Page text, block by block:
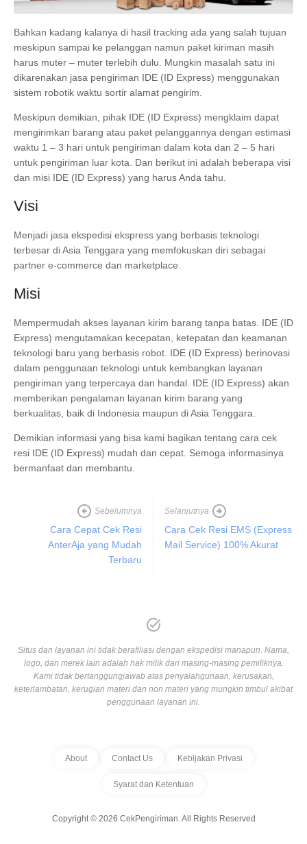
Bahkan kadang kalanya di hasil tracking ada yang salah tujuan
meskipun sampai ke pelanggan namun paket kiriman masih
harus muter – muter terlebih dulu. Mungkin masalah satu ini
dikarenakan jasa pengiriman IDE (ID Express) menggunakan
sistem robotik waktu sortir alamat pengirim.
Meskipun demikian, pihak IDE (ID Express) mengklaim dapat
mengirimkan barang atau paket pelanggannya dengan estimasi
waktu 1 – 3 hari untuk pengiriman dalam kota dan 2 – 5 hari
untuk pengiriman luar kota. Dan berikut ini adalah beberapa visi
dan misi IDE (ID Express) yang harus Anda tahu.
Visi
Menjadi jasa ekspedisi ekspress yang berbasis teknologi
terbesar di Asia Tenggara yang memfokuskan diri sebagai
partner e-commerce dan marketplace.
Misi
Mempermudah akses layanan kirim barang tanpa batas. IDE (ID
Express) mengutamakan kecepatan, ketepatan dan keamanan
teknologi baru yang berbasis robot. IDE (ID Express) berinovasi
dalam penggunaan teknologi untuk kembangkan layanan
pengiriman yang terpercaya dan handal. IDE (ID Express) akan
memberikan pengalaman layanan kirim barang yang
berkualitas, baik di Indonesia maupun di Asia Tenggara.
Demikian informasi yang bisa kami bagikan tentang cara cek
resi IDE (ID Express) mudah dan cepat. Semoga informasinya
bermanfaat dan membantu.
Sebelumnya
Cara Cepat Cek Resi
AnterAja yang Mudah
Terbaru
Selanjutnya
Cara Cek Resi EMS (Express
Mail Service) 100% Akurat
Situs dan layanan ini tidak berafiliasi dengan ekspedisi manapun. Nama,
logo, dan merek lain adalah hak milik dari masing-masing pemiliknya.
Kami tidak bertanggungjawab atas penyalahgunaan, kerusakan,
keterlambatan, kerugian materi dan non materi yang mungkin timbul akibat
penggunaan layanan ini.
About Contact Us Kebijakan Privasi
Syarat dan Ketentuan
Copyright © 2026 CekPengiriman. All Rights Reserved